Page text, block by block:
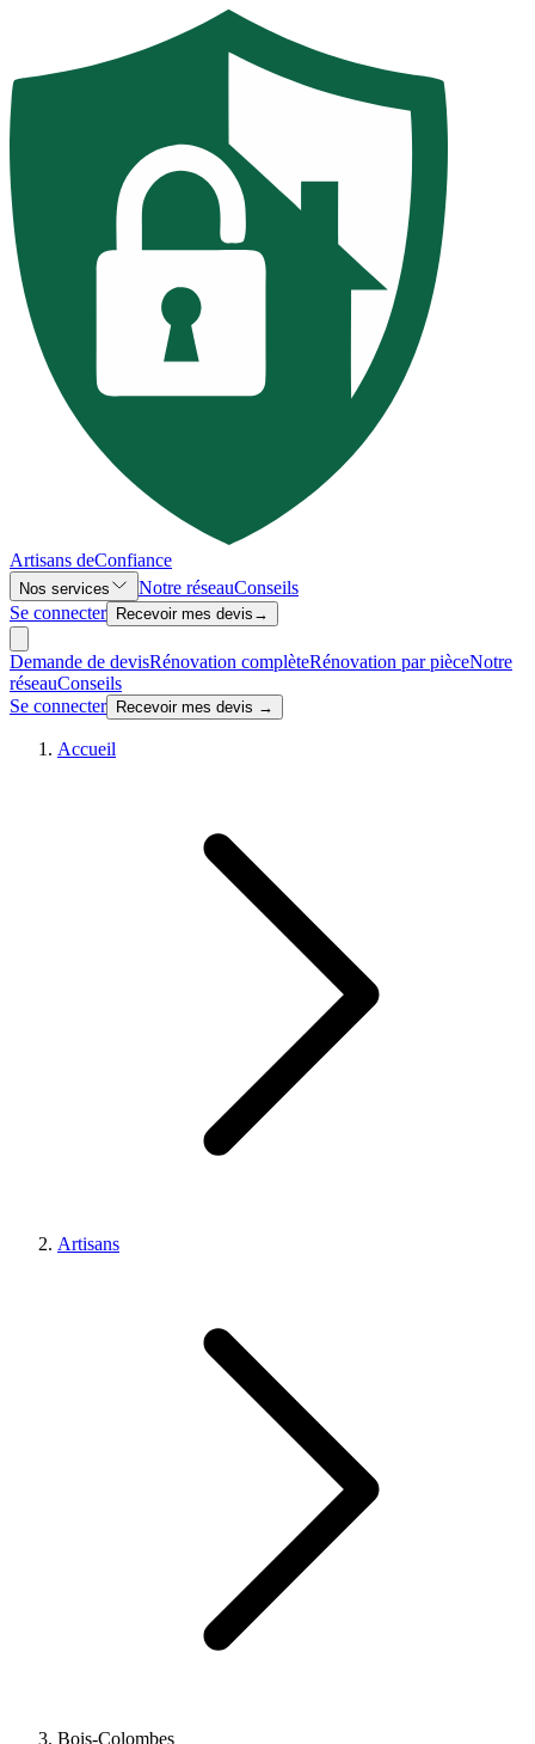
Artisans deConfiance
Nos services Notre réseauConseils
Se connecter
Recevoir mes devis →
Demande de devisRénovation complèteRénovation par pièceNotre
réseauConseils
Se connecter
Recevoir mes devis →
Accueil
Artisans
Bois-Colombes